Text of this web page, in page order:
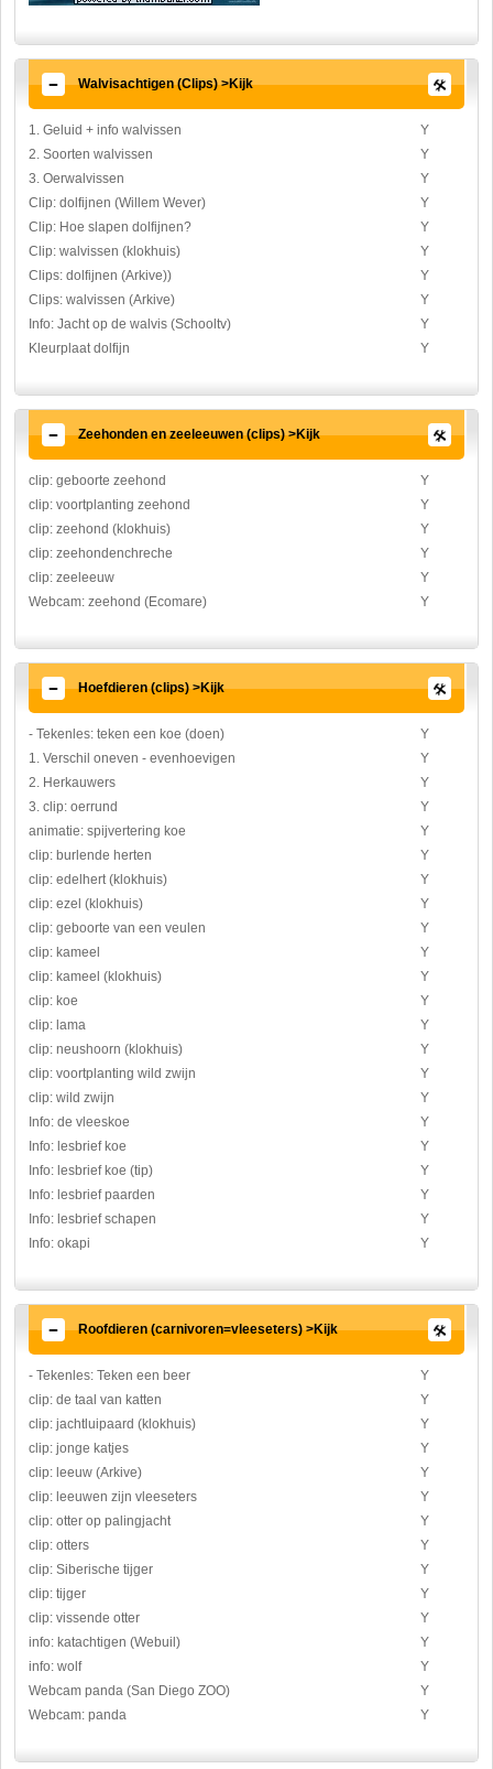
Walvisachtigen (Clips) >Kijk
1. Geluid + info walvissen
Y
2. Soorten walvissen
Y
3. Oerwalvissen
Y
Clip: dolfijnen (Willem Wever)
Y
Clip: Hoe slapen dolfijnen?
Y
Clip: walvissen (klokhuis)
Y
Clips: dolfijnen (Arkive))
Y
Clips: walvissen (Arkive)
Y
Info: Jacht op de walvis (Schooltv)
Y
Kleurplaat dolfijn
Y
Zeehonden en zeeleeuwen (clips) >Kijk
clip: geboorte zeehond
Y
clip: voortplanting zeehond
Y
clip: zeehond (klokhuis)
Y
clip: zeehondenchreche
Y
clip: zeeleeuw
Y
Webcam: zeehond (Ecomare)
Y
Hoefdieren (clips) >Kijk
- Tekenles: teken een koe (doen)
Y
1. Verschil oneven - evenhoevigen
Y
2. Herkauwers
Y
3. clip: oerrund
Y
animatie: spijvertering koe
Y
clip: burlende herten
Y
clip: edelhert (klokhuis)
Y
clip: ezel (klokhuis)
Y
clip: geboorte van een veulen
Y
clip: kameel
Y
clip: kameel (klokhuis)
Y
clip: koe
Y
clip: lama
Y
clip: neushoorn (klokhuis)
Y
clip: voortplanting wild zwijn
Y
clip: wild zwijn
Y
Info: de vleeskoe
Y
Info: lesbrief koe
Y
Info: lesbrief koe (tip)
Y
Info: lesbrief paarden
Y
Info: lesbrief schapen
Y
Info: okapi
Y
Roofdieren (carnivoren=vleeseters) >Kijk
- Tekenles: Teken een beer
Y
clip: de taal van katten
Y
clip: jachtluipaard (klokhuis)
Y
clip: jonge katjes
Y
clip: leeuw (Arkive)
Y
clip: leeuwen zijn vleeseters
Y
clip: otter op palingjacht
Y
clip: otters
Y
clip: Siberische tijger
Y
clip: tijger
Y
clip: vissende otter
Y
info: katachtigen (Webuil)
Y
info: wolf
Y
Webcam panda (San Diego ZOO)
Y
Webcam: panda
Y